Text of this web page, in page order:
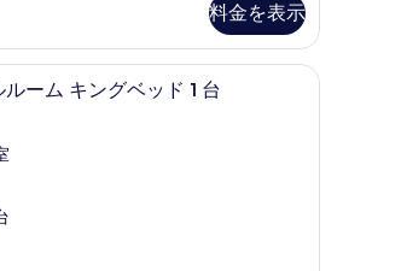
料金を表示
アイロン / アイロン台、WiFi (無料)、ベッド
ーム キングベッド 1 台